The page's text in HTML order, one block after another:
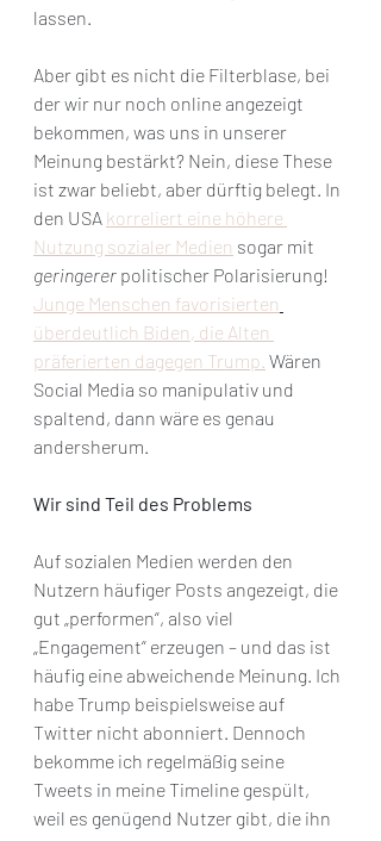
lassen.
Aber gibt es nicht die Filterblase, bei
der wir nur noch online angezeigt
bekommen, was uns in unserer
Meinung bestärkt? Nein, diese These
ist zwar beliebt, aber dürftig belegt. In
den USA korreliert eine höhere
Nutzung sozialer Medien sogar mit
geringerer politischer Polarisierung!
Junge Menschen favorisierten
überdeutlich Biden, die Alten
präferierten dagegen Trump. Wären
Social Media so manipulativ und
spaltend, dann wäre es genau
andersherum.
Wir sind Teil des Problems
Auf sozialen Medien werden den
Nutzern häufiger Posts angezeigt, die
gut „performen“, also viel
„Engagement“ erzeugen – und das ist
häufig eine abweichende Meinung. Ich
habe Trump beispielsweise auf
Twitter nicht abonniert. Dennoch
bekomme ich regelmäßig seine
Tweets in meine Timeline gespült,
weil es genügend Nutzer gibt, die ihn